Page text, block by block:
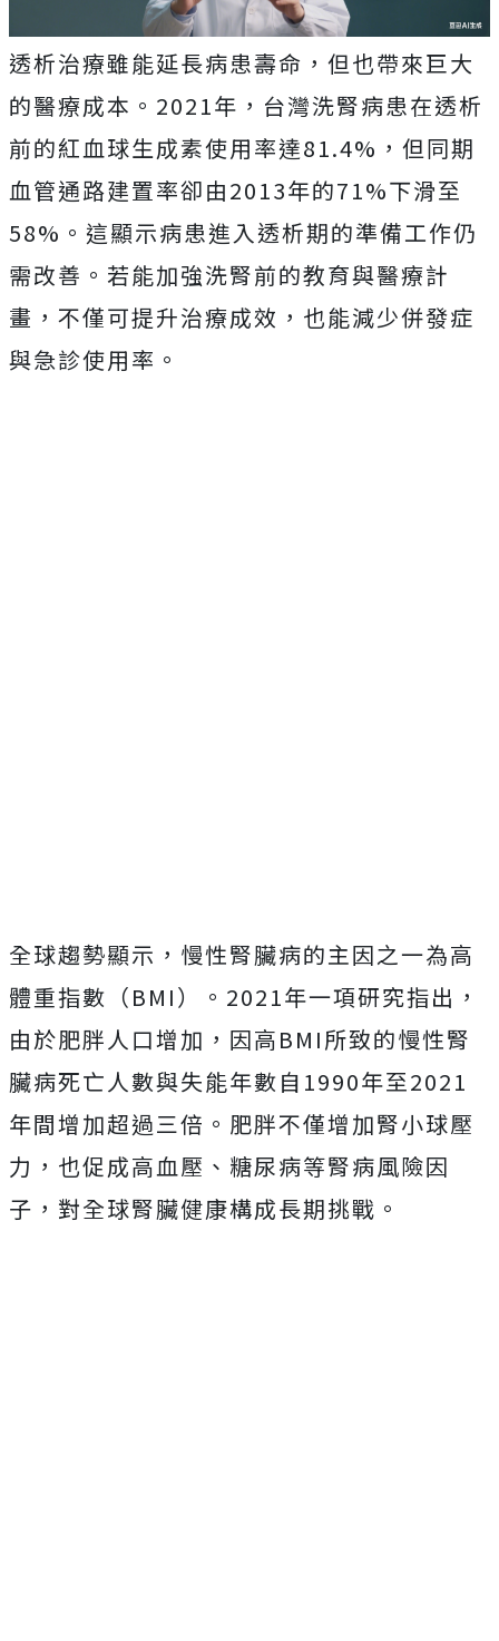
透析治療雖能延長病患壽命，但也帶來巨大
的醫療成本。2021年，台灣洗腎病患在透析
前的紅血球生成素使用率達81.4%，但同期
血管通路建置率卻由2013年的71%下滑至
58%。這顯示病患進入透析期的準備工作仍
需改善。若能加強洗腎前的教育與醫療計
畫，不僅可提升治療成效，也能減少併發症
與急診使用率。
全球趨勢顯示，慢性腎臟病的主因之一為高
體重指數（BMI）。2021年一項研究指出，
由於肥胖人口增加，因高BMI所致的慢性腎
臟病死亡人數與失能年數自1990年至2021
年間增加超過三倍。肥胖不僅增加腎小球壓
力，也促成高血壓、糖尿病等腎病風險因
子，對全球腎臟健康構成長期挑戰。